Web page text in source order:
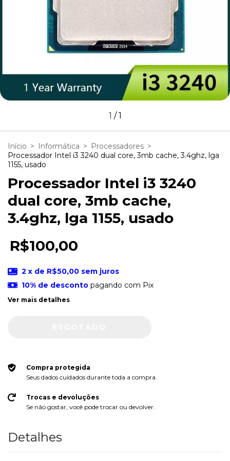
1 /1
Início > Informática > Processadores >
Processador Intel i3 3240 dual core, 3mb cache, 3.4ghz, lga
1155, usado
Processador Intel i3 3240
dual core, 3mb cache,
3.4ghz, lga 1155, usado
R$100,00
2 x de R$50,00 sem juros
10% de descontopagando com Pix
Ver mais detalhes
Compra protegida
Seus dados cuidados durante toda a compra.
Trocas e devoluções
Se não gostar, você pode trocar ou devolver.
Detalhes